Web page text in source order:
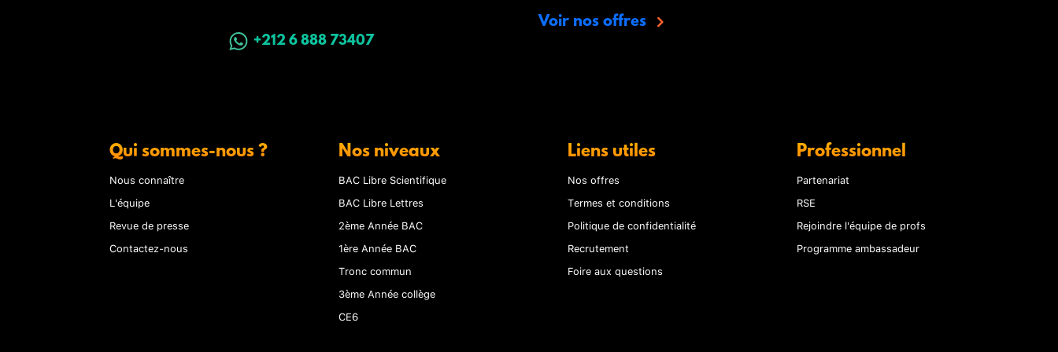
+212 6 888 73407
Voir nos offres
Qui sommes-nous ?
Nous connaître
L'équipe
Revue de presse
Contactez-nous
Nos niveaux
BAC Libre Scientifique
BAC Libre Lettres
2ème Année BAC
1ère Année BAC
Tronc commun
3ème Année collège
CE6
Liens utiles
Nos offres
Termes et conditions
Politique de confidentialité
Recrutement
Foire aux questions
Professionnel
Partenariat
RSE
Rejoindre l'équipe de profs
Programme ambassadeur